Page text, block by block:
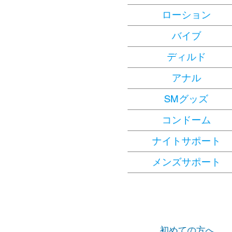
ローション
バイブ
ディルド
アナル
SMグッズ
コンドーム
ナイトサポート
メンズサポート